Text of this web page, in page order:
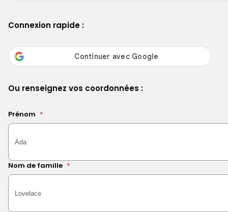
Connexion rapide :
Ou renseignez vos coordonnées :
Prénom *
Nom de famille *